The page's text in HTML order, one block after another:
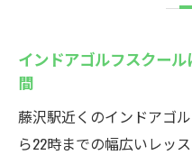
インドアゴルフスクー
間
藤沢駅近くのインドアゴ
ら22時までの幅広いレッ